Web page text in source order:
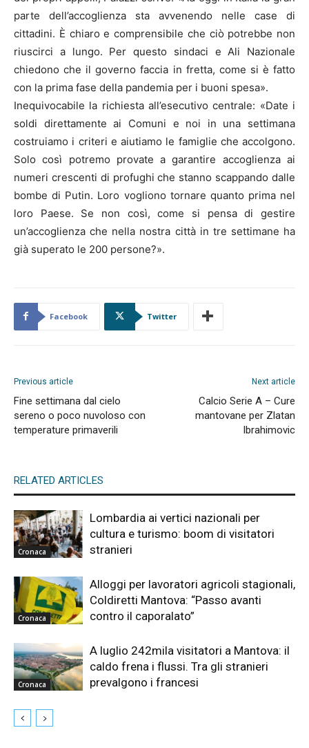
parte dell’accoglienza sta avvenendo nelle case di
cittadini. È chiaro e comprensibile che ciò potrebbe non
riuscirci a lungo. Per questo sindaci e Ali Nazionale
chiedono che il governo faccia in fretta, come si è fatto
con la prima fase della pandemia per i buoni spesa».
Inequivocabile la richiesta all’esecutivo centrale: «Date i
soldi direttamente ai Comuni e noi in una settimana
costruiamo i criteri e aiutiamo le famiglie che accolgono.
Solo così potremo provate a garantire accoglienza ai
numeri crescenti di profughi che stanno scappando dalle
bombe di Putin. Loro vogliono tornare quanto prima nel
loro Paese. Se non così, come si pensa di gestire
un’accoglienza che nella nostra città in tre settimane ha
già superato le 200 persone?».
Facebook Twitter
Previous article
Fine settimana dal cielo
sereno o poco nuvoloso con
temperature primaverili
Next article
Calcio Serie A – Cure
mantovane per Zlatan
Ibrahimovic
RELATED ARTICLES
Cronaca
Lombardia ai vertici nazionali per
cultura e turismo: boom di visitatori
stranieri
Cronaca
Alloggi per lavoratori agricoli stagionali,
Coldiretti Mantova: “Passo avanti
contro il caporalato”
Cronaca
A luglio 242mila visitatori a Mantova: il
caldo frena i flussi. Tra gli stranieri
prevalgono i francesi